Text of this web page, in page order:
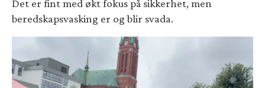
Det er fint med økt fokus på sikkerhet, men
beredskapsvasking er og blir svada.